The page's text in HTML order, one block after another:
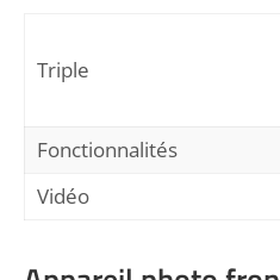
Triple
Fonctionnalités
Vidéo